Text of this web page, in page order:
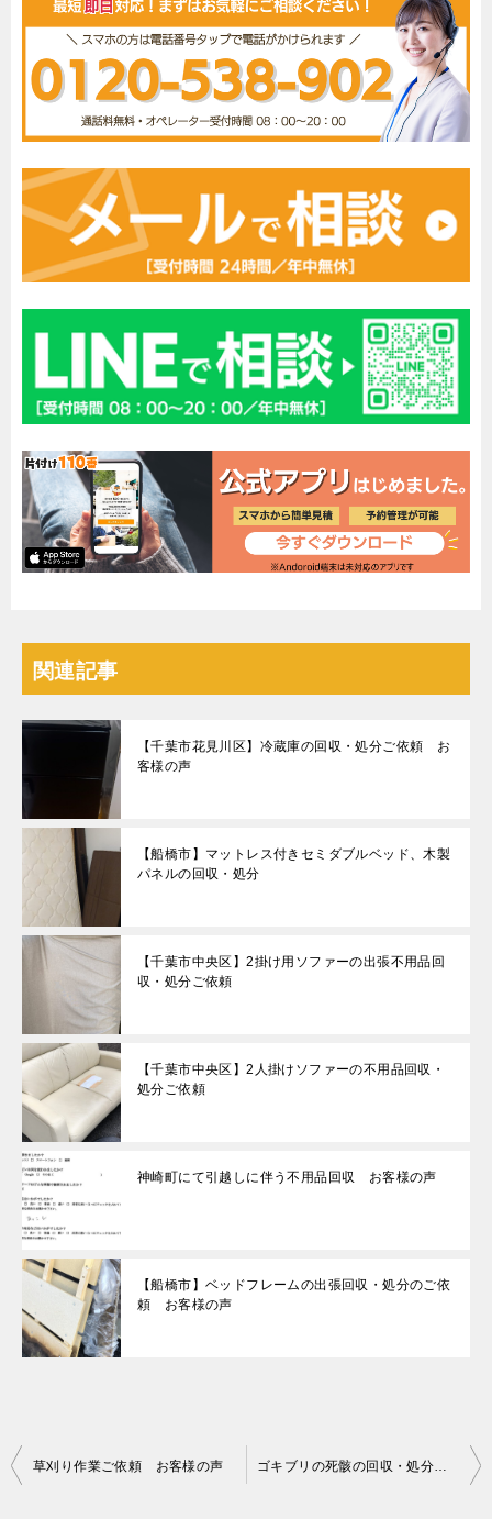
関連記事
【千葉市花見川区】冷蔵庫の回収・処分ご依頼 お
客様の声
【船橋市】マットレス付きセミダブルベッド、木製
パネルの回収・処分
【千葉市中央区】2掛け用ソファーの出張不用品回
収・処分ご依頼
【千葉市中央区】2人掛けソファーの不用品回収・
処分ご依頼
神崎町にて引越しに伴う不用品回収 お客様の声
【船橋市】ベッドフレームの出張回収・処分のご依
頼 お客様の声
投
草刈り作業ご依頼 お客様の声 ゴキブリの死骸の回収・処分ご依頼 お客様の声